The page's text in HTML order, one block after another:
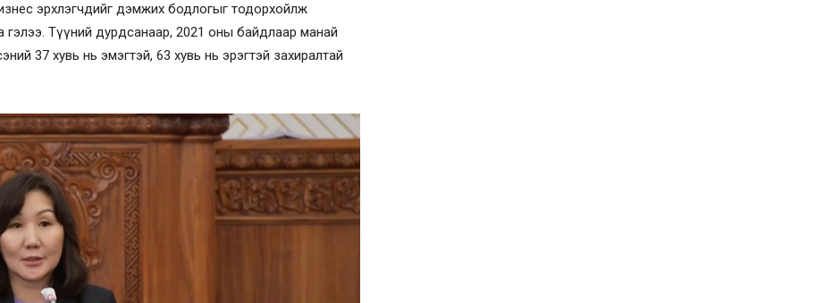
эрхлэгчдийг дэмжих бодлогыг тодорхойлж
Түүний дурдсанаар, 2021 оны байдлаар манай
37 хувь нь эмэгтэй, 63 хувь нь эрэгтэй захиралтай